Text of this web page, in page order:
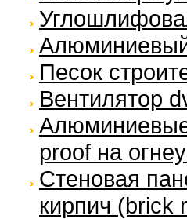
Песок
Вентилятор
proof на
Стеновая
кирпич (brick